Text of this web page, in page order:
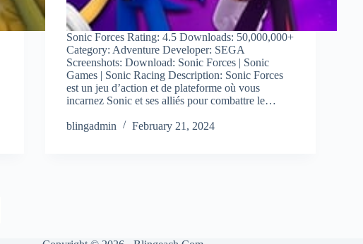
Sonic Forces Rating: 4.5 Downloads: 50,000,000+
Category: Adventure Developer: SEGA
Screenshots: Download: Sonic Forces | Sonic
Games | Sonic Racing Description: Sonic Forces
est un jeu d’action et de plateforme où vous
incarnez Sonic et ses alliés pour combattre le…
blingadmin February 21, 2024